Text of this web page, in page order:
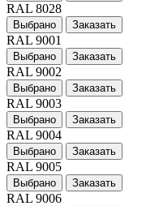
RAL 8028
Выбрано Заказать
RAL 9001
Выбрано Заказать
RAL 9002
Выбрано Заказать
RAL 9003
Выбрано Заказать
RAL 9004
Выбрано Заказать
RAL 9005
Выбрано Заказать
RAL 9006